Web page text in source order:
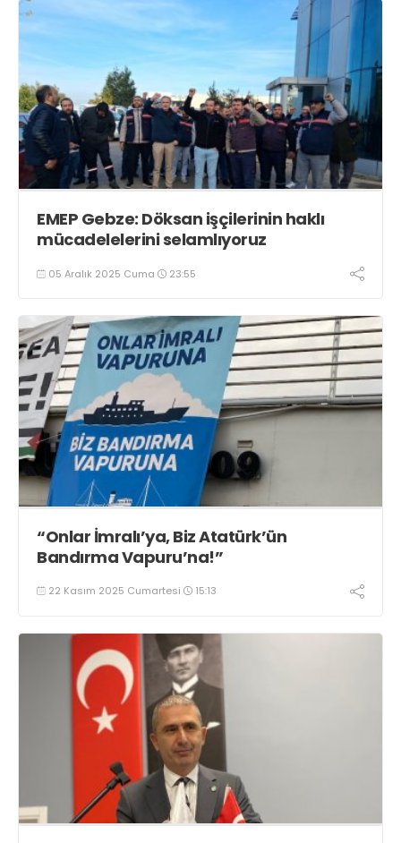
EMEP Gebze: Döksan işçilerinin haklı
mücadelelerini selamlıyoruz
05 Aralık 2025 Cuma 23:55
“Onlar İmralı’ya, Biz Atatürk’ün
Bandırma Vapuru’na!”
22 Kasım 2025 Cumartesi 15:13